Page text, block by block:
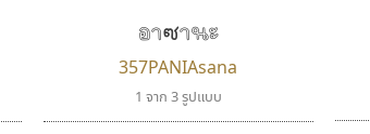
ต์ไทยทุกท่านที่สร้างสรรค์ผลงานเพื่อสืบส
า สิงห์โต ที่อนุญาตให้เผยแพร่ข้อมูลจาก
แบบตัวอักษรโบราณ
อาซานะ
357PANIAsana
1 จาก 3 รูปแบบ